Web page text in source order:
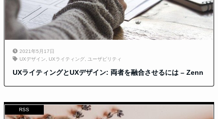
2021年5月17日
UXデザイン
UXライティング, ユーザビリティ
UXライティングとUXデザイン: 両者を融合させるには – Zenn
RSS